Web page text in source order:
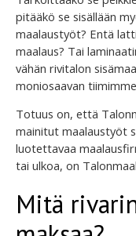
pitääkö se sisällään
maalaustyöt? Entä
maalaus? Tai
vähän rivitalon
moniosaavan
Totuus on, että
mainitut maalaustyöt
luotettavaa
tai ulkoa, on
Mitä